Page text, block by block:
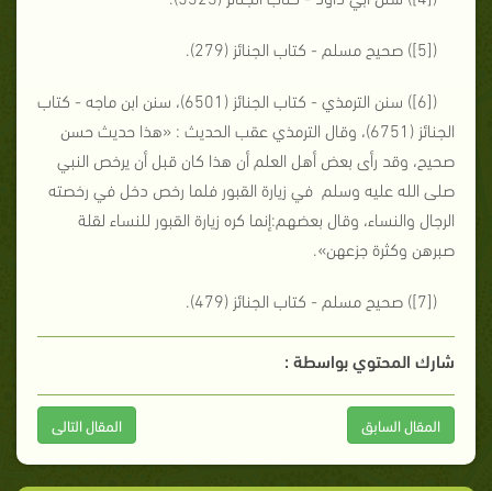
([5]) صحيح مسلم - كتاب الجنائز (279).
([6]) سنن الترمذي - كتاب الجنائز (6501)، سنن ابن ماجه - كتاب
الجنائز (6751)، وقال الترمذي عقب الحديث : «هذا حديث حسن
صحيح، وقد رأى بعض أهل العلم أن هذا كان قبل أن يرخص النبي
صلى الله عليه وسلم في زيارة القبور فلما رخص دخل في رخصته
الرجال والنساء، وقال بعضهم:إنما كره زيارة القبور للنساء لقلة
صبرهن وكثرة جزعهن».
([7]) صحيح مسلم - كتاب الجنائز (479).
شارك المحتوي بواسطة :
المقال السابق المقال التالى